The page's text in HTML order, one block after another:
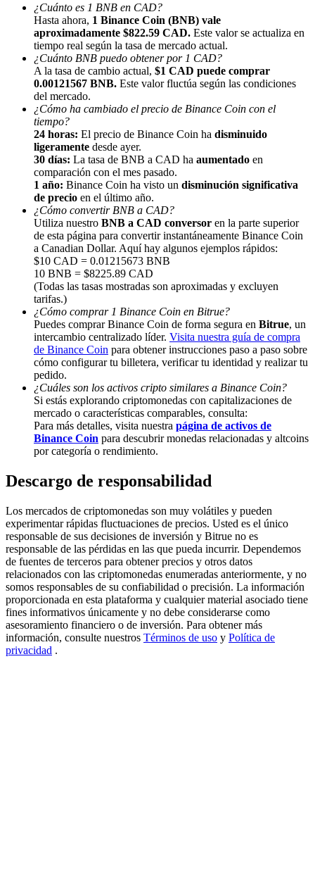
Referencia
Invita a un amigo para recibir recompensas en efectivo
Deposit CASHCAT & Win
Deposit CASHCAT & Win
Share 500000 CASHCAT prize pool
Exclusive for BitMart Users
Register & Trade to Win 500,000 USDT
Precious Metals Trading Carnival
Trade Gold & Silver · 33,333 USDT Bonus
USDT New User Exclusive 10% APR
USDT Flexible Staking | Daily Rewards
New Listing Futures Fest
Trade New Futures, Win 200,000 USDT
¿Cuánto es 1 BNB en CAD?
Hasta ahora, 1 Binance Coin (BNB) vale
aproximadamente $822.59 CAD. Este valor se actualiza en
tiempo real según la tasa de mercado actual.
¿Cuánto BNB puedo obtener por 1 CAD?
A la tasa de cambio actual, $1 CAD puede comprar
0.00121567 BNB. Este valor fluctúa según las condiciones
del mercado.
¿Cómo ha cambiado el precio de Binance Coin con el
tiempo?
24 horas: El precio de Binance Coin ha disminuido
ligeramente desde ayer.
30 días: La tasa de BNB a CAD ha aumentado en
comparación con el mes pasado.
1 año: Binance Coin ha visto un disminución significativa
de precio en el último año.
¿Cómo convertir BNB a CAD?
Utiliza nuestro BNB a CAD conversor en la parte superior
de esta página para convertir instantáneamente Binance Coin
a Canadian Dollar. Aquí hay algunos ejemplos rápidos:
$10 CAD = 0.01215673 BNB
10 BNB = $8225.89 CAD
(Todas las tasas mostradas son aproximadas y excluyen
tarifas.)
¿Cómo comprar 1 Binance Coin en Bitrue?
Puedes comprar Binance Coin de forma segura en Bitrue, un
intercambio centralizado líder. Visita nuestra guía de compra
de Binance Coin para obtener instrucciones paso a paso sobre
cómo configurar tu billetera, verificar tu identidad y realizar tu
pedido.
¿Cuáles son los activos cripto similares a Binance Coin?
Si estás explorando criptomonedas con capitalizaciones de
mercado o características comparables, consulta:
Para más detalles, visita nuestra página de activos de
Binance Coin para descubrir monedas relacionadas y altcoins
por categoría o rendimiento.
Descargo de responsabilidad
Los mercados de criptomonedas son muy volátiles y pueden
experimentar rápidas fluctuaciones de precios. Usted es el único
responsable de sus decisiones de inversión y Bitrue no es
responsable de las pérdidas en las que pueda incurrir. Dependemos
de fuentes de terceros para obtener precios y otros datos
relacionados con las criptomonedas enumeradas anteriormente, y no
somos responsables de su confiabilidad o precisión. La información
proporcionada en esta plataforma y cualquier material asociado tiene
fines informativos únicamente y no debe considerarse como
asesoramiento financiero o de inversión. Para obtener más
información, consulte nuestros Términos de uso y Política de
privacidad .